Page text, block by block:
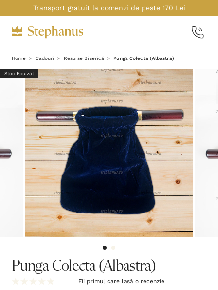
Transport gratuit la comenzi de peste 170 Lei
Home Cadouri Resurse Biserică Punga Colecta (Albastra)
Stoc Epuizat
Punga Colecta (Albastra)
Fii primul care lasă o recenzie